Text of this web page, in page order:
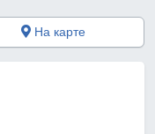
На карте